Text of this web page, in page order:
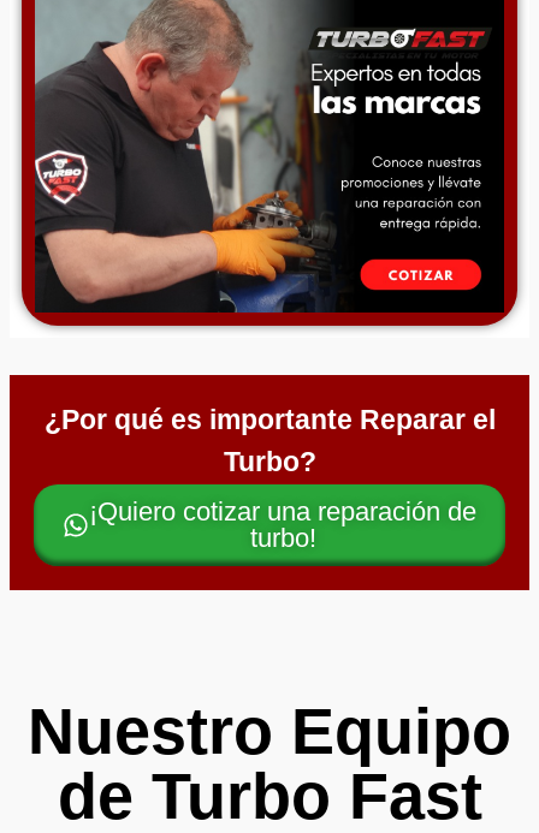
¿Por qué es importante Reparar el
Turbo?
¡Quiero cotizar una reparación de
turbo!
Nuestro Equipo
de Turbo Fast